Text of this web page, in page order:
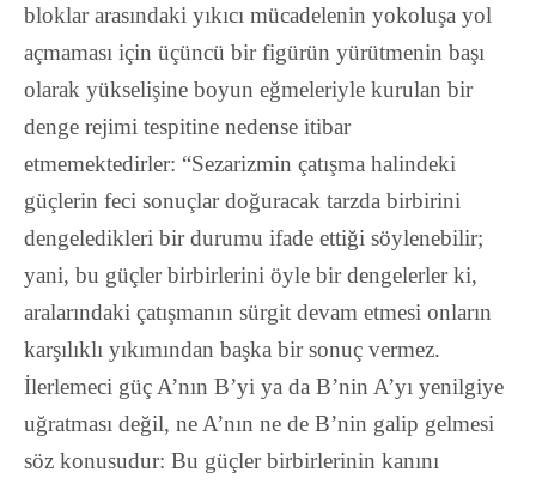
bloklar arasındaki yıkıcı mücadelenin yokoluşa yol
açmaması için üçüncü bir figürün yürütmenin başı
olarak yükselişine boyun eğmeleriyle kurulan bir
denge rejimi tespitine nedense itibar
etmemektedirler: “Sezarizmin çatışma halindeki
güçlerin feci sonuçlar doğuracak tarzda birbirini
dengeledikleri bir durumu ifade ettiği söylenebilir;
yani, bu güçler birbirlerini öyle bir dengelerler ki,
aralarındaki çatışmanın sürgit devam etmesi onların
karşılıklı yıkımından başka bir sonuç vermez.
İlerlemeci güç A’nın B’yi ya da B’nin A’yı yenilgiye
uğratması değil, ne A’nın ne de B’nin galip gelmesi
söz konusudur: Bu güçler birbirlerinin kanını